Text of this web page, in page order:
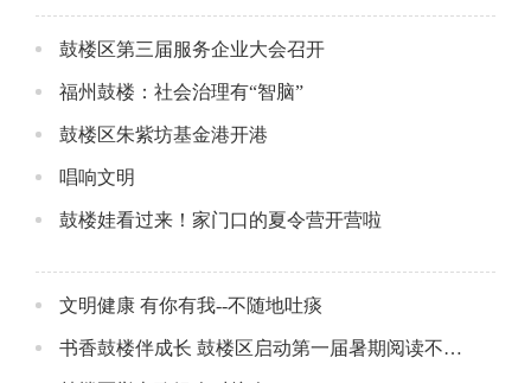
鼓楼区第三届服务企业大会召开
福州鼓楼：社会治理有“智脑”
鼓楼区朱紫坊基金港开港
唱响文明
鼓楼娃看过来！家门口的夏令营开营啦
文明健康 有你有我--不随地吐痰
书香鼓楼伴成长 鼓楼区启动第一届暑期阅读不放假活动